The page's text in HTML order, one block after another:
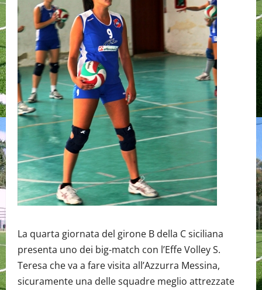
La quarta giornata del girone B della C siciliana
presenta uno dei big-match con l’Effe Volley S.
Teresa che va a fare visita all’Azzurra Messina,
sicuramente una delle squadre meglio attrezzate